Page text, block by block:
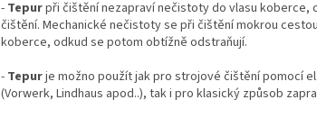
- Tepurpři čištění nezapraví nečistoty do vlasu koberce,
čištění. Mechanické nečistoty se při čištění mokrou
koberce, odkud se potom obtížně odstraňují.
- Tepurje možno použít jak pro strojové čištění pomocí
(Vorwerk, Lindhaus apod..), tak i pro klasický způsob